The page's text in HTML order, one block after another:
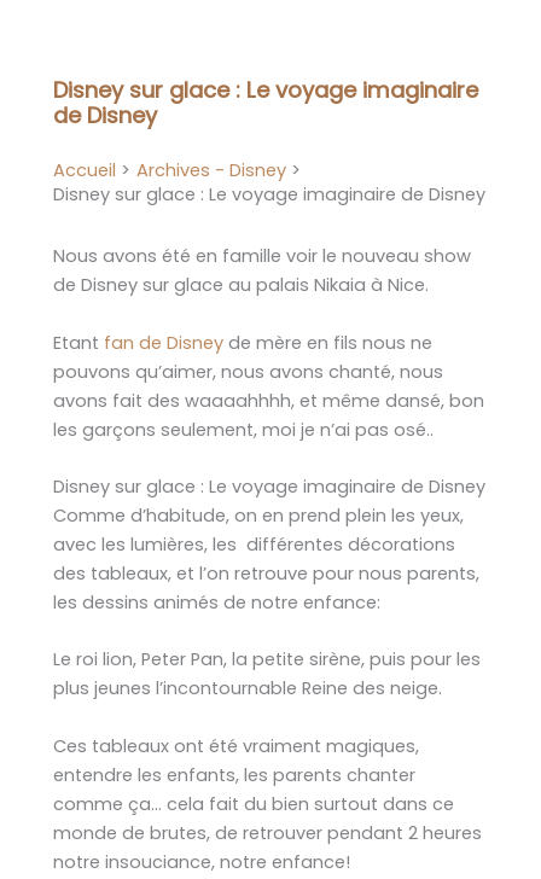
Disney sur glace : Le voyage imaginaire
de Disney
Accueil
Archives - Disney
Disney sur glace : Le voyage imaginaire de Disney
Nous avons été en famille voir le nouveau show
de Disney sur glace au palais Nikaia à Nice.
Etant fan de Disney de mère en fils nous ne
pouvons qu’aimer, nous avons chanté, nous
avons fait des waaaahhhh, et même dansé, bon
les garçons seulement, moi je n’ai pas osé..
Disney sur glace : Le voyage imaginaire de Disney
Comme d’habitude, on en prend plein les yeux,
avec les lumières, les différentes décorations
des tableaux, et l’on retrouve pour nous parents,
les dessins animés de notre enfance:
Le roi lion, Peter Pan, la petite sirène, puis pour les
plus jeunes l’incontournable Reine des neige.
Ces tableaux ont été vraiment magiques,
entendre les enfants, les parents chanter
comme ça… cela fait du bien surtout dans ce
monde de brutes, de retrouver pendant 2 heures
notre insouciance, notre enfance!